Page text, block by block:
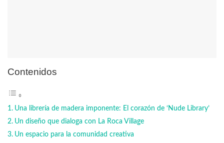
Contenidos
Una librería de madera imponente: El corazón de ‘Nude Library’
Un diseño que dialoga con La Roca Village
Un espacio para la comunidad creativa